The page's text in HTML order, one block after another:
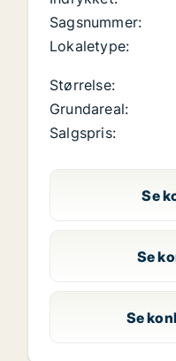
Sagsnummer:
Lokaletype:
Størrelse:
Grundareal:
Salgspris:
Se
Se
Se